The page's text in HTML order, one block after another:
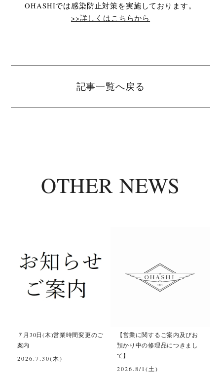
OHASHIでは感染防止対策を実施しております。
>>詳しくはこちらから
記事一覧へ戻る
OTHER NEWS
７月30日(木)営業時間変更のご
案内
2026.7.30(木)
【営業に関するご案内及びお
預かり中の修理品につきまし
て】
2026.8/1(土)